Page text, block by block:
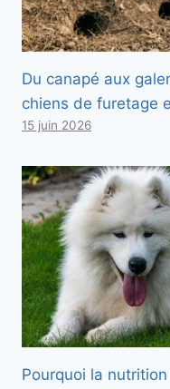
Du canapé aux
chiens de furetage
15 juin 2026
Pourquoi la